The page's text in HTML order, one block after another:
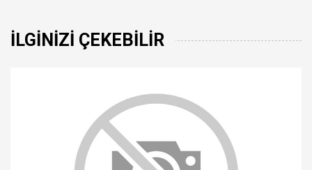
İLGINIZI ÇEKEBILIR